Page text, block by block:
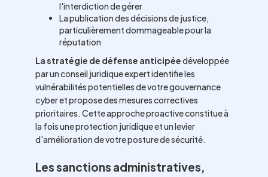
l'interdiction de gérer
La publication des décisions de justice,
particulièrement dommageable pour la
réputation
La stratégie de défense anticipéedéveloppée
par un conseil juridique expert identifie les
vulnérabilités potentielles de votre gouvernance
cyber et propose des mesures correctives
prioritaires. Cette approche proactive constitue à
la fois une protection juridique et un levier
d'amélioration de votre posture de sécurité.
Les sanctions administratives,